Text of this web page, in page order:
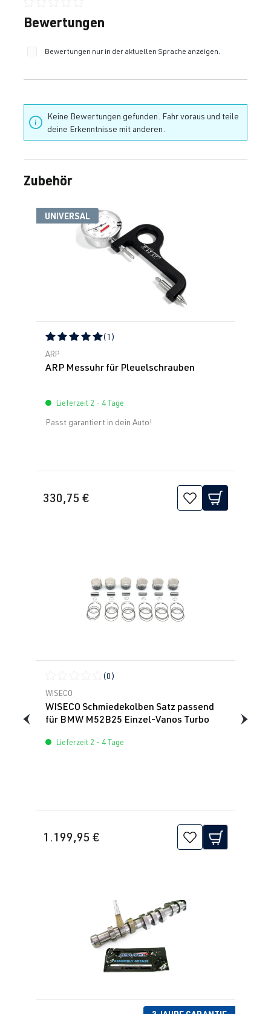
Durchschnittliche Bewertung von 0 von 5 Sternen
Bewertungen
Bewertungen nur in der aktuellen Sprache anzeigen.
Keine Bewertungen gefunden. Fahr voraus und teile
deine Erkenntnisse mit anderen.
Produktgalerie überspringen
Zubehör
UNIVERSAL
Durchschnittliche Bewertung von 5 von 5 Sternen
(1)
ARP
ARP Messuhr für Pleuelschrauben
Lieferzeit 2 - 4 Tage
Passt garantiert in dein Auto!
330,75 €
Durchschnittliche Bewertung von 0 von 5 Sternen
(0)
WISECO
WISECO Schmiedekolben Satz passend
für BMW M52B25 Einzel-Vanos Turbo
Lieferzeit 2 - 4 Tage
1.199,95 €